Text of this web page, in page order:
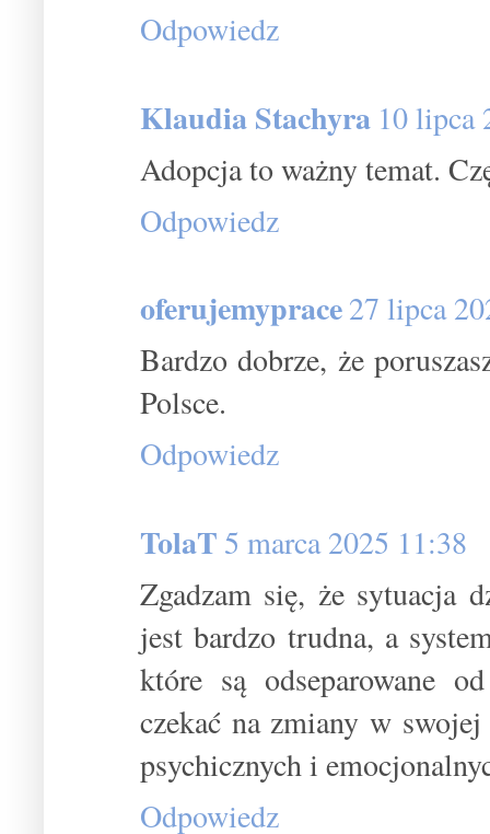
Odpowiedz
Klaudia Stachyra 10 lipca
Adopcja to ważny temat.
Odpowiedz
oferujemyprace27 lipca
Bardzo dobrze, że
Polsce.
Odpowiedz
TolaT 5 marca 2025 11:38
Zgadzam się, że sytuacja
jest bardzo trudna, a
które są odseparowane
czekać na zmiany w
psychicznych i
Odpowiedz